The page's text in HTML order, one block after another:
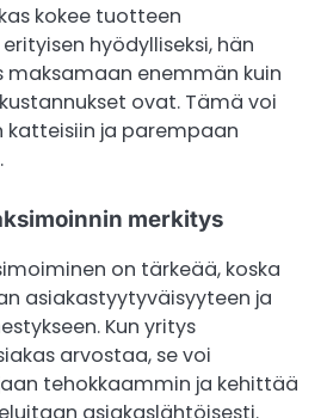
kokee tuotteen
hyödylliseksi, hän
enemmän kuin
ovat. Tämä voi
katteisiin ja parempaan
merkitys
on tärkeää, koska
asiakastyytyväisyyteen ja
Kun yritys
arvostaa, se voi
tehokkaammin ja kehittää